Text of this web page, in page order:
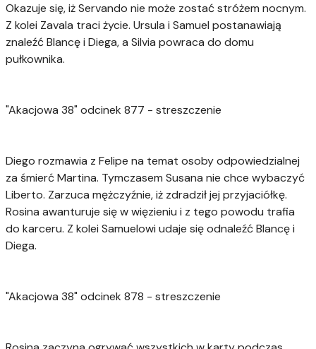
Okazuje się, iż Servando nie może zostać stróżem nocnym.
Z kolei Zavala traci życie. Ursula i Samuel postanawiają
znaleźć Blancę i Diega, a Silvia powraca do domu
pułkownika.
"Akacjowa 38" odcinek 877 - streszczenie
Diego rozmawia z Felipe na temat osoby odpowiedzialnej
za śmierć Martina. Tymczasem Susana nie chce wybaczyć
Liberto. Zarzuca mężczyźnie, iż zdradził jej przyjaciółkę.
Rosina awanturuje się w więzieniu i z tego powodu trafia
do karceru. Z kolei Samuelowi udaje się odnaleźć Blancę i
Diega.
"Akacjowa 38" odcinek 878 - streszczenie